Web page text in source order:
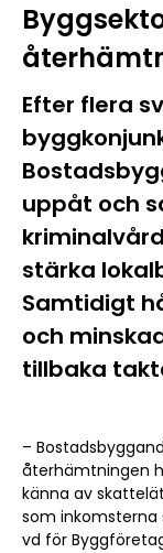
Efter flera
uppåt och
stärka
Samtidigt
och
tillbaka
–
återhämtningen
känna av
som inkomsterna
vd för